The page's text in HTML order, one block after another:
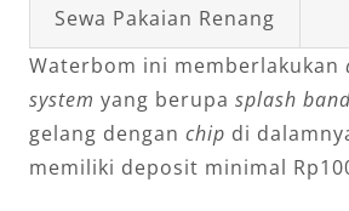
Sewa Pakaian Renang
Waterbom ini memberlakukan
system yang berupa splash
gelang dengan chip di
memiliki deposit minimal